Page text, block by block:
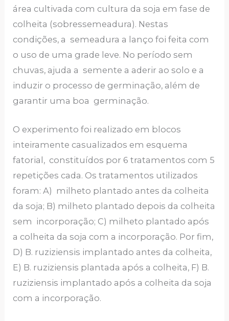
área cultivada com cultura da soja em fase de
colheita (sobressemeadura). Nestas
condições, a semeadura a lanço foi feita com
o uso de uma grade leve. No período sem
chuvas, ajuda a semente a aderir ao solo e a
induzir o processo de germinação, além de
garantir uma boa germinação.
O experimento foi realizado em blocos
inteiramente casualizados em esquema
fatorial, constituídos por 6 tratamentos com 5
repetições cada. Os tratamentos utilizados
foram: A) milheto plantado antes da colheita
da soja; B) milheto plantado depois da colheita
sem incorporação; C) milheto plantado após
a colheita da soja com a incorporação. Por fim,
D) B. ruziziensis implantado antes da colheita,
E) B. ruziziensis plantada após a colheita, F) B.
ruziziensis implantado após a colheita da soja
com a incorporação.